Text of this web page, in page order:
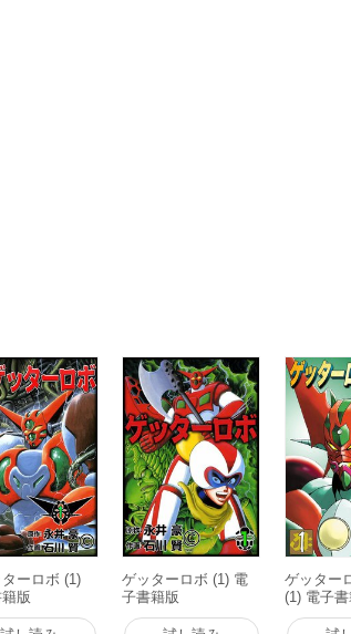
ーロボ (1)
版
ゲッターロボ (1) 電
子書籍版
ゲッター
(1) 電子